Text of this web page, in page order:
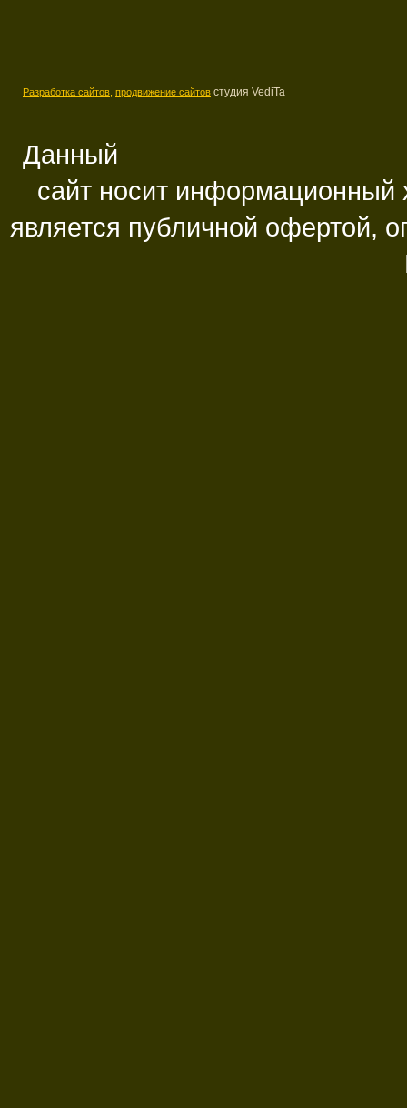
Разработка сайтов, продвижение сайтов студия VediTa
Данный
сайт носит информационный
является публичной офертой,